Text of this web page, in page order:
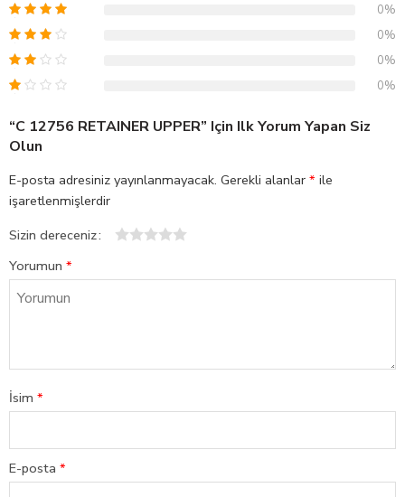
0%
0%
0%
0%
“C 12756 RETAINER UPPER” Için Ilk Yorum Yapan Siz
Olun
E-posta adresiniz yayınlanmayacak. Gerekli alanlar * ile
işaretlenmişlerdir
Sizin dereceniz
Yorumun *
İsim *
E-posta *